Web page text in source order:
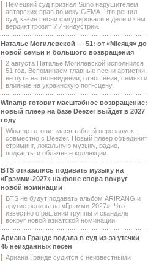
Немецкий суд признал Suno нарушителем
авторских прав по иску GEMA. Что решил
суд, какие песни фигурировали в деле и чем
вердикт грозит ИИ-индустрии.
Наталье Могилевской — 51: от «Місяця» до
новой семьи и большого возвращения
2 августа Наталье Могилевской исполнился
51 год. Вспоминаем главные песни артистки,
ее путь на телевидении, отношения, семью и
влияние на украинскую поп-сцену.
Winamp готовит масштабное возвращение:
новый плеер на базе Deezer выйдет в 2027
году
Winamp готовит масштабный перезапуск
совместно с Deezer. Новый плеер объединит
стриминг, локальную музыку, радио,
подкасты и облачные коллекции.
BTS отказались подавать музыку на
«Грэмми-2027» на фоне спора вокруг
новой номинации
BTS не будут подавать альбом ARIRANG и
другие релизы на «Грэмми-2027». Что
известно о решении группы и скандале
вокруг новой азиатской номинации.
Ариана Гранде подала в суд из-за утечки
45 неизданных песен
Ариана Гранде судится с неизвестными